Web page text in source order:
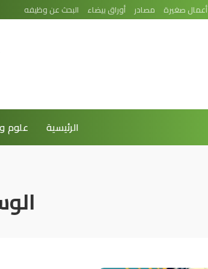
أعمال صغيرة مصادر أوراق بيضاء البحث عن وظيفه
الرئيسية علوم